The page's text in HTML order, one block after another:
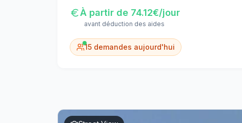
À partir de 74.12€/jour
avant déduction des aides
15 demandes aujourd'hui